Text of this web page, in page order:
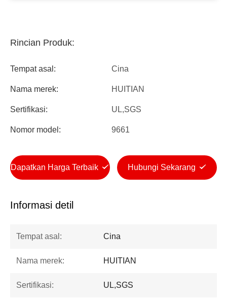
Rincian Produk:
Tempat asal: Cina
Nama merek: HUITIAN
Sertifikasi: UL,SGS
Nomor model: 9661
Dapatkan Harga Terbaik Hubungi Sekarang
Informasi detil
Tempat asal: Cina
Nama merek: HUITIAN
Sertifikasi: UL,SGS